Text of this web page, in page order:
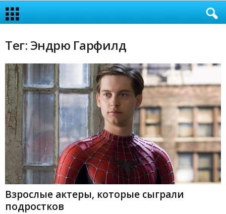
Тег: Эндрю Гарфилд
Взрослые актеры, которые сыграли
подростков